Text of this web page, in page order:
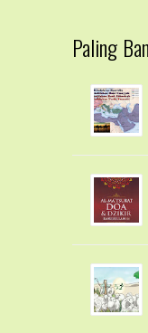
Paling